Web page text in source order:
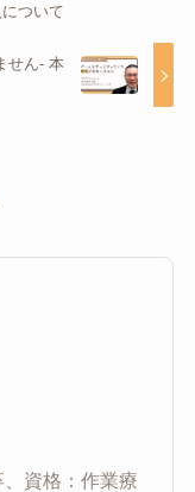
ついて
せん- 本
資格：作業療